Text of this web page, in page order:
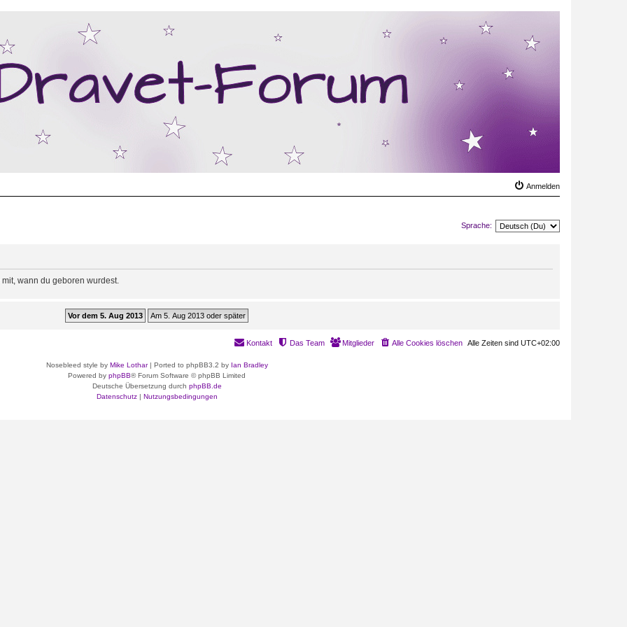
Anmelden
Sprache:
wann du geboren wurdest.
Alle Zeiten sind UTC+02:00
Alle Cookies löschen
Mitglieder
Das Team
Kontakt
Nosebleed style by Mike Lothar| Ported to phpBB3.2 by Ian Bradley
Powered by phpBB® Forum Software © phpBB Limited
Deutsche Übersetzung durch phpBB.de
Datenschutz| Nutzungsbedingungen